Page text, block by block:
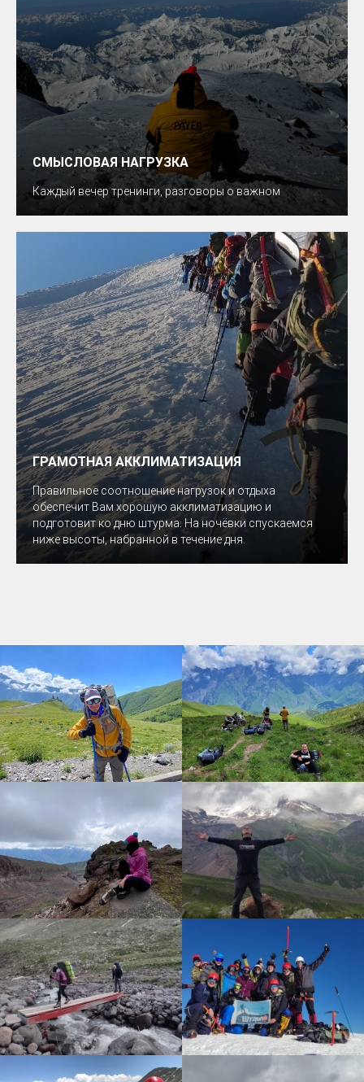
СМЫСЛОВАЯ НАГРУЗКА
Каждый вечер тренинги, разговоры о важном
ГРАМОТНАЯ АККЛИМАТИЗАЦИЯ
Правильное соотношение нагрузок и отдыха
обеспечит Вам хорошую акклиматизацию и
подготовит ко дню штурма. На ночёвки спускаемся
ниже высоты, набранной в течение дня.